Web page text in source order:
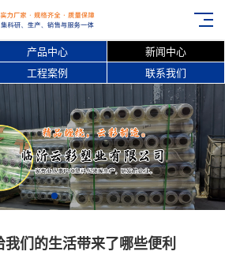
产品中心
新闻中心
工程案例 联系我们
我们的生活带来了哪些便利